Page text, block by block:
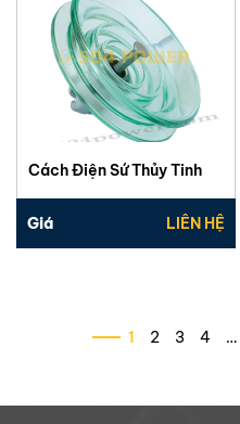
Cách Điện Sứ Thủy Tinh
Giá LIÊN HỆ
1 2 3 4 …